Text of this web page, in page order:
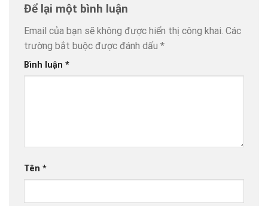
Để lại một bình luận
Email của bạn sẽ không được hiển thị công khai. Các
trường bắt buộc được đánh dấu *
Bình luận *
Tên *